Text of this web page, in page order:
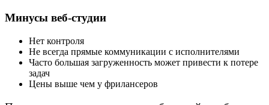
Минусы веб-студии
Нет контроля
Не всегда прямые коммуникации с исполнителями
Часто большая загруженность может привести к потере
задач
Цены выше чем у фрилансеров